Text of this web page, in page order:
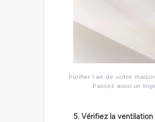
Purifier l’air de votre
Passez aussi un
5. Vérifiez la